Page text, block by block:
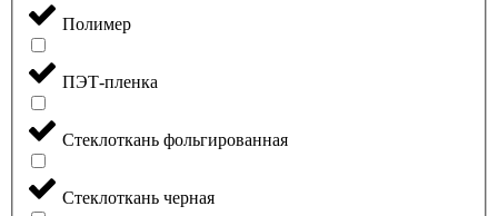
Полимер
ПЭТ-пленка
Стеклоткань фольгированная
Стеклоткань черная